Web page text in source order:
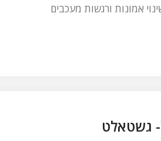
אמונות ורגשות מעכבים